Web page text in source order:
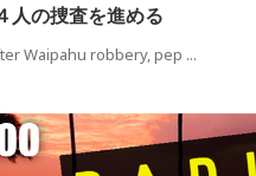
の捜査を進める
Waipahu robbery, pep ...